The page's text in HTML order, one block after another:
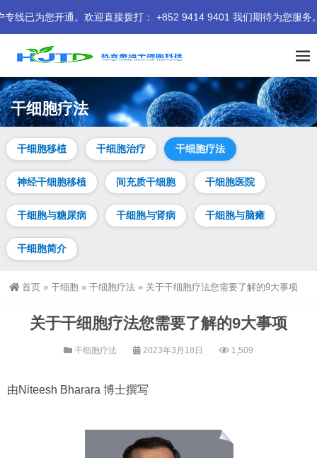
为您开通。欢迎直接拨打： +852 9414 9401 我们期待为您服务。
干细胞疗法
干细胞移植 干细胞治疗 干细胞疗法
神经干细胞移植 间充质干细胞 干细胞医院
干细胞与糖尿病 干细胞与肾病 干细胞与脑瘫
干细胞简介
首页 » 干细胞 » 干细胞疗法 » 关于干细胞疗法您需要了解的9大事项
关于干细胞疗法您需要了解的9大事项
干细胞疗法 2023年3月18日 1,509
由Niteesh Bharara 博士撰写